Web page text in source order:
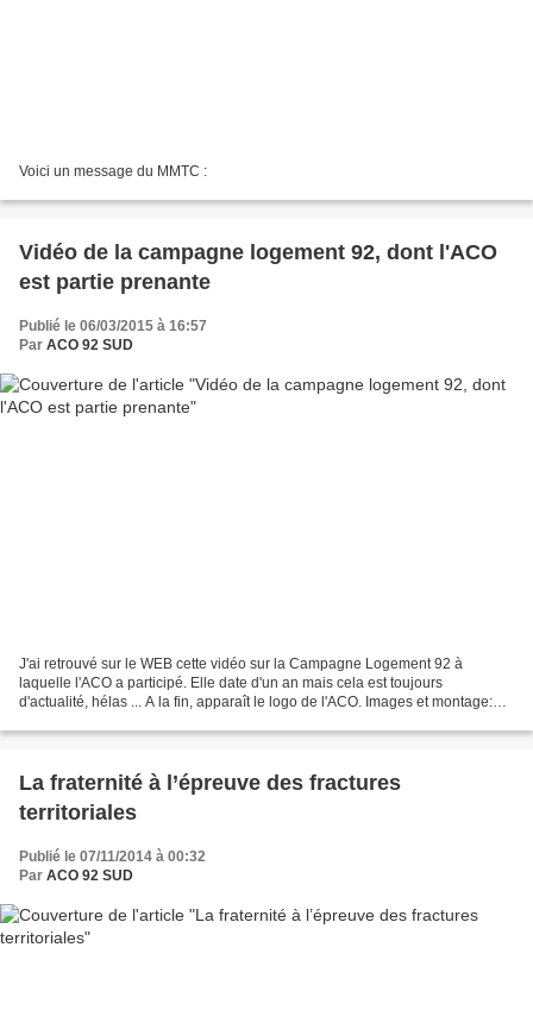
Voici un message du MMTC :
Vidéo de la campagne logement 92, dont l'ACO
est partie prenante
Publié le 06/03/2015 à 16:57
Par ACO 92 SUD
J'ai retrouvé sur le WEB cette vidéo sur la Campagne Logement 92 à
laquelle l'ACO a participé. Elle date d'un an mais cela est toujours
d'actualité, hélas ... A la fin, apparaît le logo de l'ACO. Images et montage:
La fraternité à l’épreuve des fractures
territoriales
Publié le 07/11/2014 à 00:32
Par ACO 92 SUD